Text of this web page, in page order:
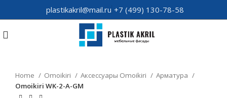
plastikakril@mail.ru +7 (499) 130-78-58
Home Omoikiri Аксессуары Omoikiri
Арматура
Omoikiri WK-2-A-GM